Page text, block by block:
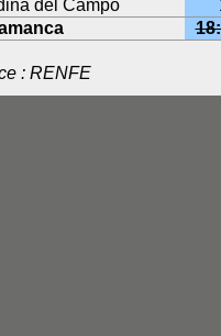
del Campo
: RENFE